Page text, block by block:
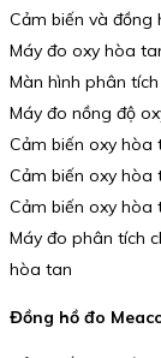
Cảm biến và đồng
Máy đo oxy hòa
Màn hình phân
Máy đo nồng độ
Cảm biến oxy hòa
Cảm biến oxy hòa
Cảm biến oxy hòa
Máy đo phân tích
hòa tan
Đồng hồ đo